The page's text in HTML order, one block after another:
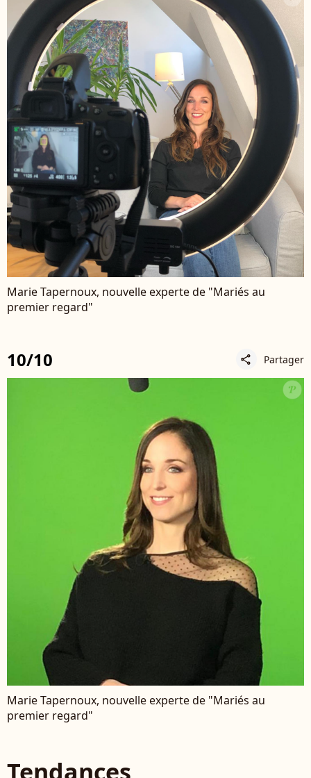
Marie Tapernoux, nouvelle experte de "Mariés au
premier regard"
10/10 share Partager
Marie Tapernoux, nouvelle experte de "Mariés au
premier regard"